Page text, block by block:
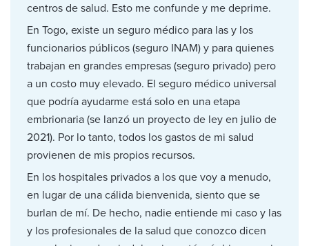
centros de salud. Esto me confunde y me deprime.
En Togo, existe un seguro médico para las y los
funcionarios públicos (seguro INAM) y para quienes
trabajan en grandes empresas (seguro privado) pero
a un costo muy elevado. El seguro médico universal
que podría ayudarme está solo en una etapa
embrionaria (se lanzó un proyecto de ley en julio de
2021). Por lo tanto, todos los gastos de mi salud
provienen de mis propios recursos.
En los hospitales privados a los que voy a menudo,
en lugar de una cálida bienvenida, siento que se
burlan de mí. De hecho, nadie entiende mi caso y las
y los profesionales de la salud que conozco dicen